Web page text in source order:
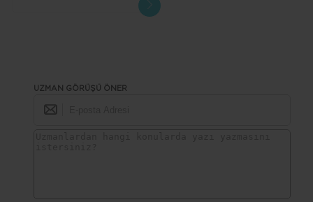
UZMAN GÖRÜŞÜ ÖNER